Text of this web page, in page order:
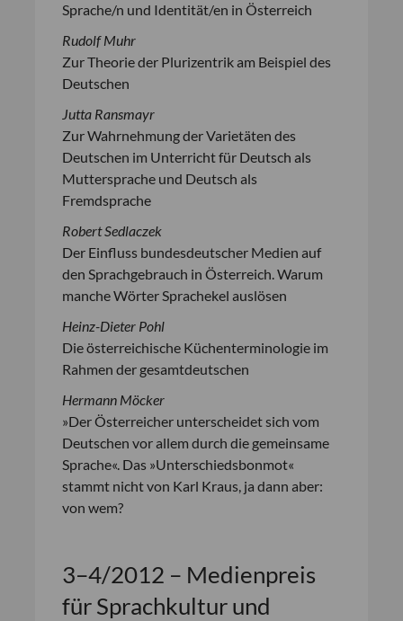
Sprache/n und Identität/en in Österreich
Rudolf Muhr
Zur Theorie der Plurizentrik am Beispiel des
Deutschen
Jutta Ransmayr
Zur Wahrnehmung der Varietäten des
Deutschen im Unterricht für Deutsch als
Muttersprache und Deutsch als
Fremdsprache
Robert Sedlaczek
Der Einfluss bundesdeutscher Medien auf
den Sprachgebrauch in Österreich. Warum
manche Wörter Sprachekel auslösen
Heinz-Dieter Pohl
Die österreichische Küchenterminologie im
Rahmen der gesamtdeutschen
Hermann Möcker
»Der Österreicher unterscheidet sich vom
Deutschen vor allem durch die gemeinsame
Sprache«. Das »Unterschiedsbonmot«
stammt nicht von Karl Kraus, ja dann aber:
von wem?
3–4/2012 – Medienpreis
für Sprachkultur und